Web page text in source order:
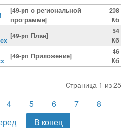
[49-рп о региональной
программе]
208
Кб
[49-рп План]
54
Кб
[49-рп Приложение]
46
Кб
Страница 1 из 25
4 5 6 7
8
В конец